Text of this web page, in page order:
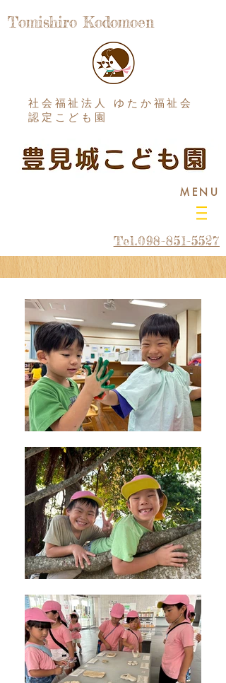
Tomishiro Kodomoen
社会福祉法人 ゆたか福祉会
認定こども園
MENU
Tel.098-851-5527